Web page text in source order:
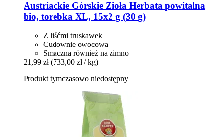
Austriackie Górskie Zioła Herbata powitalna
bio, torebka XL, 15x2 g (30 g)
Z liśćmi truskawek
Cudownie owocowa
Smaczna również na zimno
21,99 zł (733,00 zł / kg)
Produkt tymczasowo niedostępny